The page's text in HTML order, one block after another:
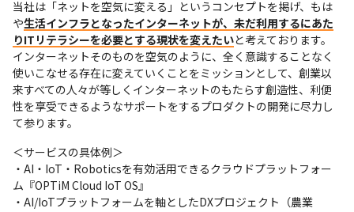
当社は「ネットを空気に変える」というコンセプトを掲げ、もは
や生活インフラとなったインターネットが、未だ利用するにあた
りITリテラシーを必要とする現状を変えたいと考えております。
インターネットそのものを空気のように、全く意識することなく
使いこなせる存在に変えていくことをミッションとして、創業以
来すべての人々が等しくインターネットのもたらす創造性、利便
性を享受できるようなサポートをするプロダクトの開発に尽力し
て参ります。
＜サービスの具体例＞
・AI・IoT・Roboticsを有効活用できるクラウドプラットフォー
ム『OPTiM Cloud IoT OS』
・AI/IoTプラットフォームを軸としたDXプロジェクト（農業